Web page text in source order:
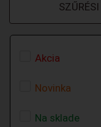
Akcia
Novinka
Na sklade